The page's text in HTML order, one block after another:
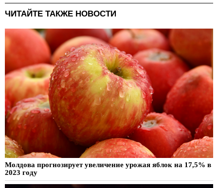
ЧИТАЙТЕ ТАКЖЕ НОВОСТИ
Молдова прогнозирует увеличение урожая яблок на 17,5% в
2023 году